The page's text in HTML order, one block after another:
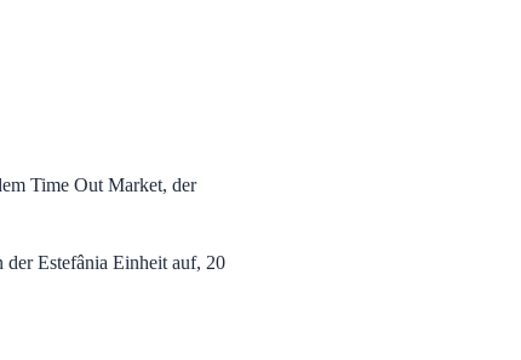
Time Out Market, der
Estefânia Einheit auf, 20